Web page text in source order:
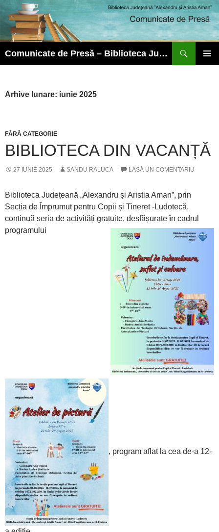
Comunicate de Presă – Biblioteca Județeană ”Alexandru și Aristia Aman”
Arhive lunare: iunie 2025
FĂRĂ CATEGORIE
BIBLIOTECA DIN VACANȚĂ
27 IUNIE 2025 SANDU RALUCA LASĂ UN COMENTARIU
Biblioteca Județeană „Alexandru și Aristia Aman”, prin
Secția de Împrumut pentru Copii și Tineret -Ludotecă,
continuă seria de activități gratuite, desfășurate în cadrul
programului
, program aflat la cea de-a 12-